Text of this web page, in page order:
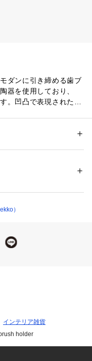
ダンに引き締める歯ブ
器を使用しており、
。凹凸で表現されたU
）
インテリア雑貨
holder